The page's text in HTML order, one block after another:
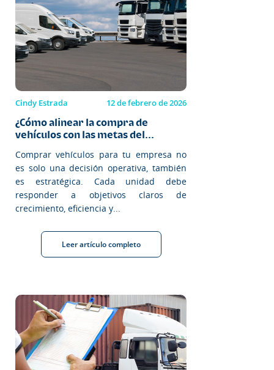
Cindy Estrada 12 de febrero de 2026
¿Cómo alinear la compra de
vehículos con las metas del...
Comprar vehículos para tu empresa no
es solo una decisión operativa, también
es estratégica. Cada unidad debe
responder a objetivos claros de
crecimiento, eficiencia y...
Leer artículo completo